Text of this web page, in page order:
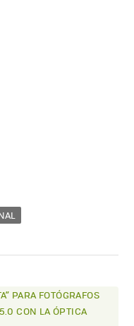
PARA FOTÓGRAFOS
CON LA ÓPTICA